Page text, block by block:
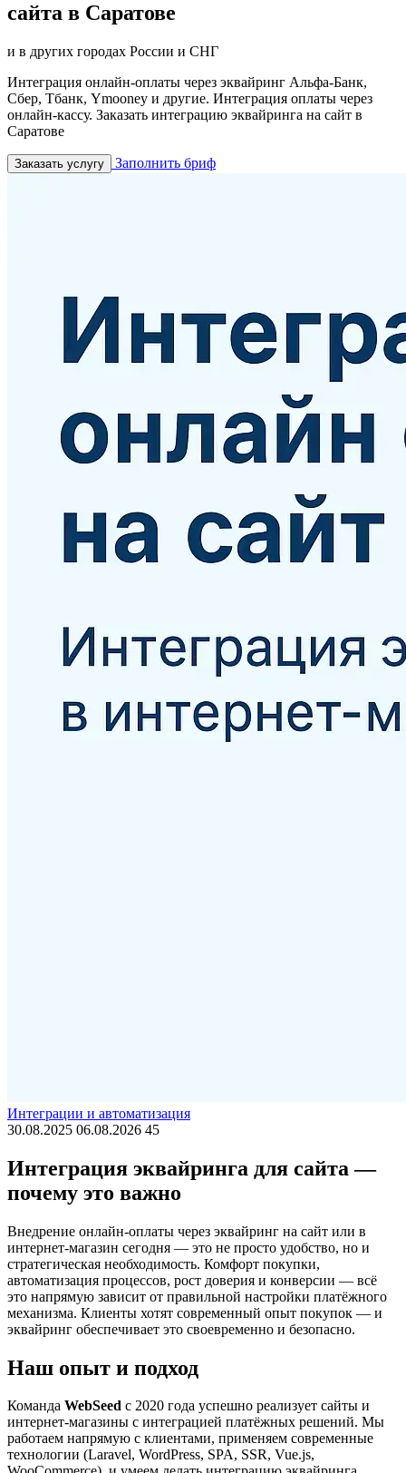
сайта в Саратове
и в других городах России и СНГ
Интеграция онлайн-оплаты через эквайринг Альфа-Банк,
Сбер, Тбанк, Ymooney и другие. Интеграция оплаты через
онлайн-кассу. Заказать интеграцию эквайринга на сайт в
Саратове
Заказать услугу Заполнить бриф
Интеграции и автоматизация
30.08.2025 06.08.2026 45
Интеграция эквайринга для сайта —
почему это важно
Внедрение онлайн-оплаты через эквайринг на сайт или в
интернет-магазин сегодня — это не просто удобство, но и
стратегическая необходимость. Комфорт покупки,
автоматизация процессов, рост доверия и конверсии — всё
это напрямую зависит от правильной настройки платёжного
механизма. Клиенты хотят современный опыт покупок — и
эквайринг обеспечивает это своевременно и безопасно.
Наш опыт и подход
Команда WebSeed с 2020 года успешно реализует сайты и
интернет-магазины с интеграцией платёжных решений. Мы
работаем напрямую с клиентами, применяем современные
технологии (Laravel, WordPress, SPA, SSR, Vue.js,